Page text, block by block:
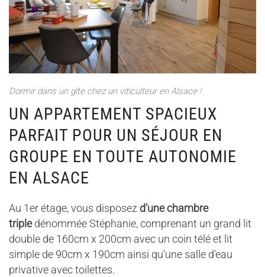
Dormir dans un gîte chez un viticulteur en Alsace !
UN APPARTEMENT SPACIEUX
PARFAIT POUR UN SÉJOUR EN
GROUPE EN TOUTE AUTONOMIE
EN ALSACE
Au 1er étage, vous disposez d’une chambre
tripledénommée Stéphanie, comprenant un grand lit
double de 160cm x 200cm avec un coin télé et lit
simple de 90cm x 190cm ainsi qu'une salle d'eau
privative avec toilettes.